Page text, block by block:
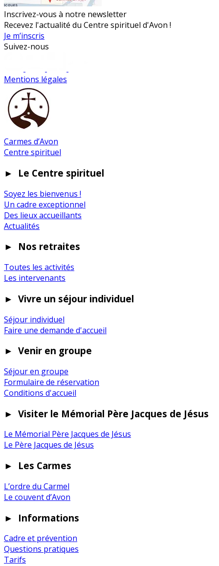
Inscrivez-vous à notre newsletter
Recevez l'actualité du Centre spirituel d'Avon !
Je m’inscris
Suivez-nous
Mentions légales
Carmes d’Avon
Centre spirituel
► Le Centre spirituel
Soyez les bienvenus !
Un cadre exceptionnel
Des lieux accueillants
Actualités
► Nos retraites
Toutes les activités
Les intervenants
► Vivre un séjour individuel
Séjour individuel
Faire une demande d'accueil
► Venir en groupe
Séjour en groupe
Formulaire de réservation
Conditions d'accueil
► Visiter le Mémorial Père Jacques de Jésus
Le Mémorial Père Jacques de Jésus
Le Père Jacques de Jésus
► Les Carmes
L’ordre du Carmel
Le couvent d’Avon
► Informations
Cadre et prévention
Questions pratiques
Tarifs